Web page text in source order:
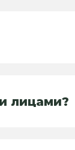
лицами?